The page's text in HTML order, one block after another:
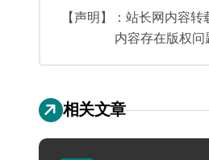
【声明】：站长网内容
内容存在版权问
相关文章